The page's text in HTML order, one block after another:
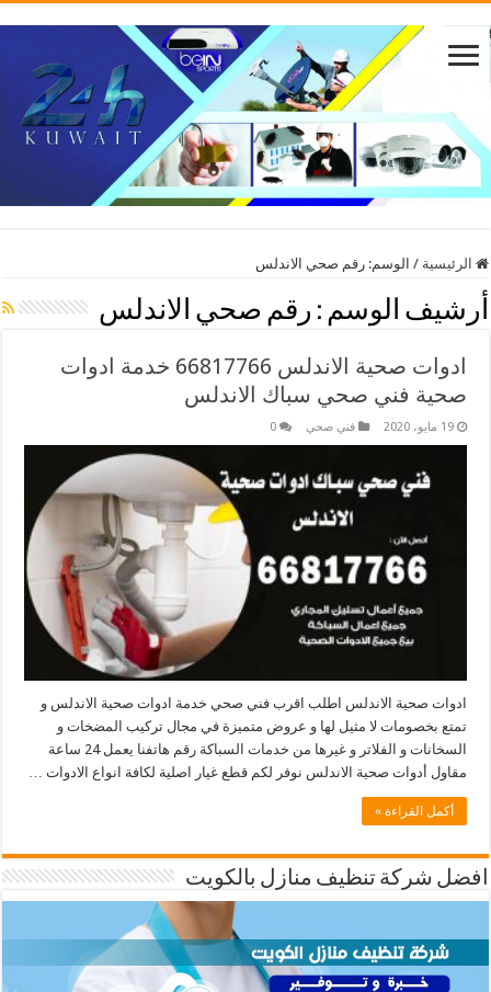
الرئيسية / الوسم:رقم صحي الاندلس
أرشيف الوسم : رقم صحي الاندلس
ادوات صحية الاندلس 66817766 خدمة ادوات
صحية فني صحي سباك الاندلس
19 مايو، 2020 فني صحي 0
ادوات صحية الاندلس اطلب اقرب فني صحي خدمة ادوات صحية الاندلس و
تمتع بخصومات لا مثيل لها و عروض متميزة في مجال تركيب المضخات و
السخانات و الفلاتر و غيرها من خدمات السباكة رقم هاتفنا يعمل 24 ساعة
مقاول أدوات صحية الاندلس نوفر لكم قطع غيار اصلية لكافة انواع الادوات …
أكمل القراءة »
افضل شركة تنظيف منازل بالكويت